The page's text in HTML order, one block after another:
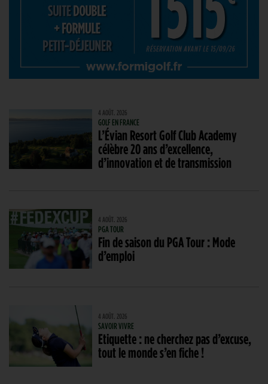
4 AOÛT. 2026
GOLF EN FRANCE
L’Évian Resort Golf Club Academy
célèbre 20 ans d’excellence,
d’innovation et de transmission
4 AOÛT. 2026
PGA TOUR
Fin de saison du PGA Tour : Mode
d’emploi
4 AOÛT. 2026
SAVOIR VIVRE
Etiquette : ne cherchez pas d’excuse,
tout le monde s’en fiche !